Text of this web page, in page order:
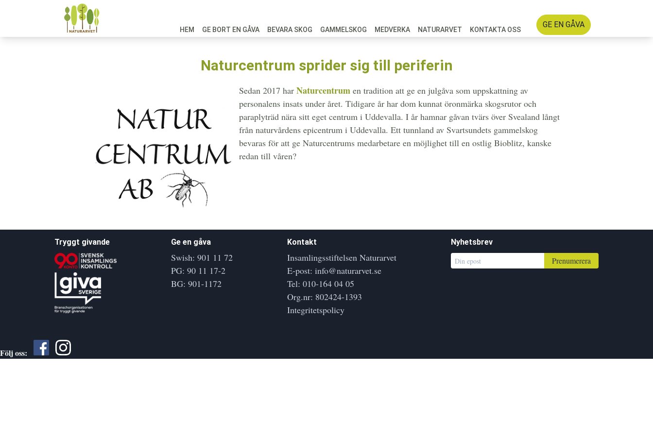
HEM GE BORT EN GÅVA BEVARA SKOG GAMMELSKOG MEDVERKA NATURARVET KONTAKTA OSS
GE EN GÅVA
Naturcentrum sprider sig till periferin
Sedan 2017 har Naturcentrum en tradition att ge en julgåva som uppskattning av
personalens insats under året. Tidigare år har dom kunnat öronmärka skogsrutor och
paraplyträd nära sitt eget centrum i Uddevalla. I år hamnar gåvan tvärs över Svealand långt
från naturvårdens epicentrum i Uddevalla. Ett tunnland av Svartsundets gammelskog
bevaras för att ge Naturcentrums medarbetare en möjlighet till en ostlig Bioblitz, kanske
redan till våren?
Tryggt givande Ge en gåva
Swish: 901 11 72
PG: 90 11 17-2
BG: 901-1172
Kontakt
Insamlingsstiftelsen Naturarvet
E-post: info@naturarvet.se
Tel: 010-164 04 05
Org.nr: 802424-1393
Integritetspolicy
Nyhetsbrev
Prenumerera
Följ oss: